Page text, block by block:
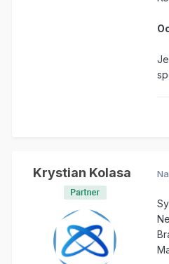
Krystian Kolasa